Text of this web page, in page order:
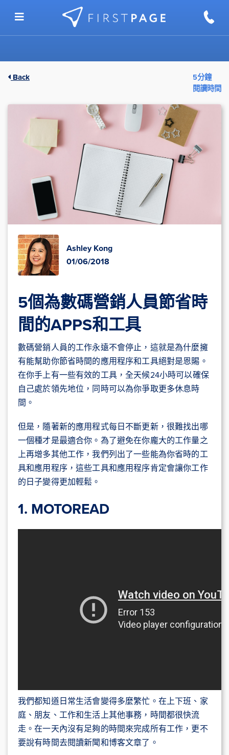
Back
5分鐘
閱讀時間
Ashley Kong
01/06/2018
5個為數碼營銷人員節省時
間的APPS和工具
數碼營銷人員的工作永遠不會停止，這就是為什麼擁
有能幫助你節省時間的應用程序和工具絕對是恩賜。
在你手上有一些有效的工具，全天候24小時可以確保
自己處於領先地位，同時可以為你爭取更多休息時
間。
但是，隨著新的應用程式每日不斷更新，很難找出哪
一個種才是最適合你。為了避免在你龐大的工作量之
上再增多其他工作，我們列出了一些能為你省時的工
具和應用程序，這些工具和應用程序肯定會讓你工作
的日子變得更加輕鬆。
1. MOTOREAD
我們都知道日常生活會變得多麼繁忙。在上下班、家
庭、朋友、工作和生活上其他事務，時間都很快流
走。在一天內沒有足夠的時間來完成所有工作，更不
要說有時間去閱讀新聞和博客文章了。